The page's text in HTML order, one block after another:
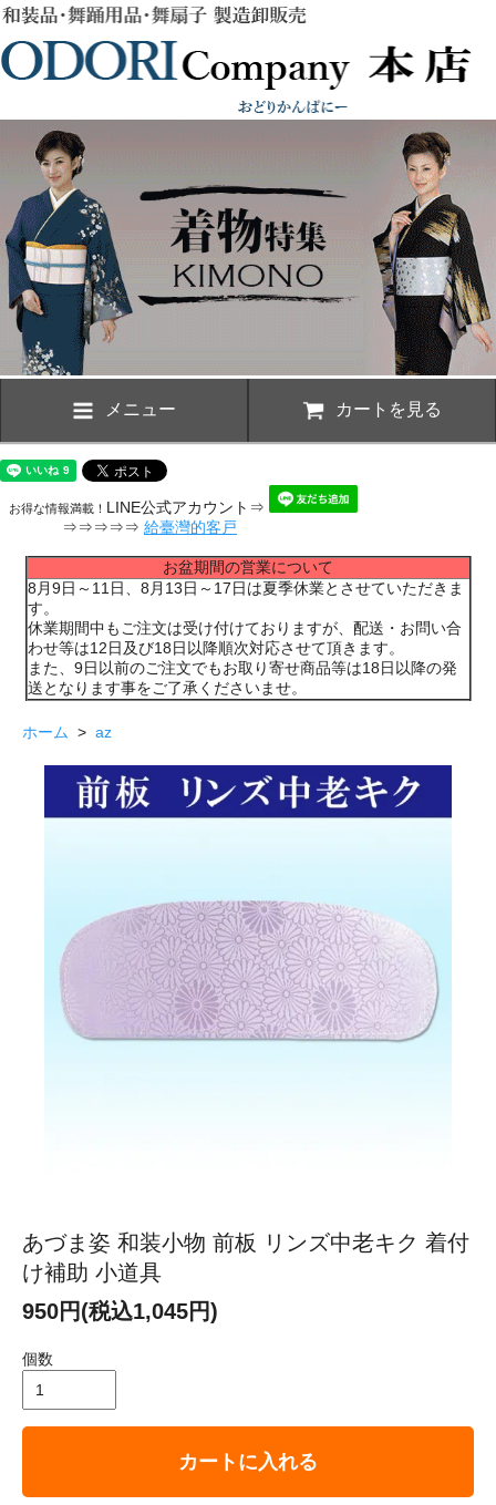
メニュー カートを見る
お得な情報満載！ LINE公式アカウント⇒
⇒⇒⇒⇒⇒ 給臺灣的客戸
お盆期間の営業について
8月9日～11日、8月13日～17日は夏季休業とさせていただきま
す。
休業期間中もご注文は受け付けておりますが、配送・お問い合
わせ等は12日及び18日以降順次対応させて頂きます。
また、9日以前のご注文でもお取り寄せ商品等は18日以降の発
送となります事をご了承くださいませ。
ホーム > az
あづま姿 和装小物 前板 リンズ中老キク 着付
け補助 小道具
950円(税込1,045円)
個数
カートに入れる